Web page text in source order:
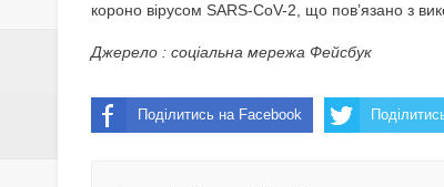
короно вірусом SARS-CoV-2, що пов’язано з
Джерело : соціальна мережа Фейсбук
Поділитись на Facebook